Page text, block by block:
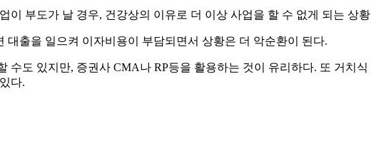
이 부도가 날 경우, 건강상의 이유로 더 이상 사업을 할 수 없게 되는 상
출을 일으켜 이자비용이 부담되면서 상황은 더 악순환이 된다.
수도 있지만, 증권사 CMA나 RP등을 활용하는 것이 유리하다. 또 거치
다.